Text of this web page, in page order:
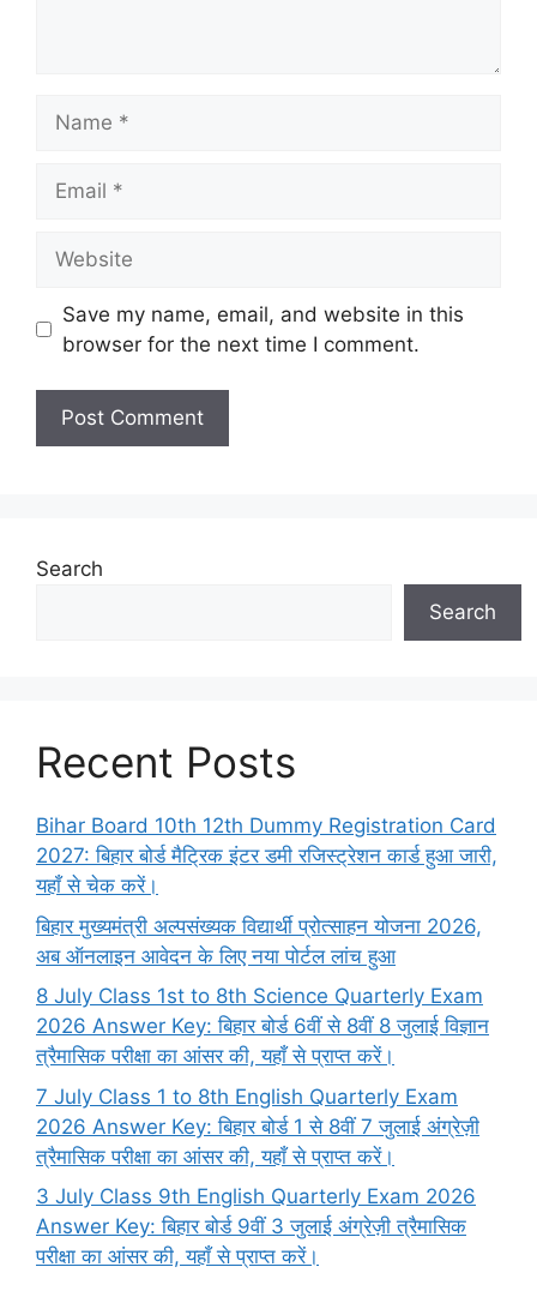
Save my name, email, and website in this
browser for the next time I comment.
Search
Search
Recent Posts
Bihar Board 10th 12th Dummy Registration Card
2027: बिहार बोर्ड मैट्रिक इंटर डमी रजिस्ट्रेशन कार्ड हुआ जारी,
यहाँ से चेक करें।
बिहार मुख्यमंत्री अल्पसंख्यक विद्यार्थी प्रोत्साहन योजना 2026,
अब ऑनलाइन आवेदन के लिए नया पोर्टल लांच हुआ
8 July Class 1st to 8th Science Quarterly Exam
2026 Answer Key: बिहार बोर्ड 6वीं से 8वीं 8 जुलाई विज्ञान
त्रैमासिक परीक्षा का आंसर की, यहाँ से प्राप्त करें।
7 July Class 1 to 8th English Quarterly Exam
2026 Answer Key: बिहार बोर्ड 1 से 8वीं 7 जुलाई अंग्रेज़ी
त्रैमासिक परीक्षा का आंसर की, यहाँ से प्राप्त करें।
3 July Class 9th English Quarterly Exam 2026
Answer Key: बिहार बोर्ड 9वीं 3 जुलाई अंग्रेज़ी त्रैमासिक
परीक्षा का आंसर की, यहाँ से प्राप्त करें।